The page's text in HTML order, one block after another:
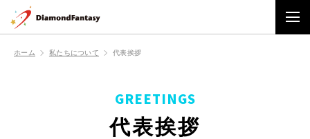
ホーム 私たちについて 代表挨拶
GREETINGS
代表挨拶